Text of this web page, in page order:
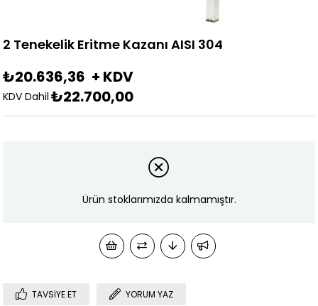
2 Tenekelik Eritme Kazanı AISI 304
₺20.636,36 + KDV
KDV Dahil ₺22.700,00
Ürün stoklarımızda kalmamıştır.
TAVSIYE ET YORUM YAZ